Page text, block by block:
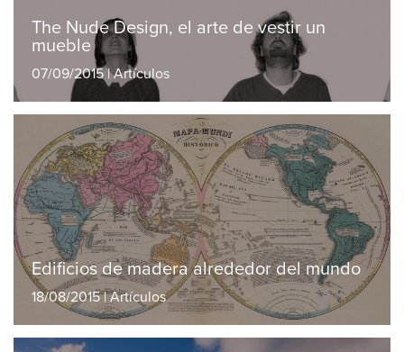
The Nude Design, el arte de vestir un
mueble
07/09/2015 | Artículos
Edificios de madera alrededor del mundo
18/08/2015 | Artículos